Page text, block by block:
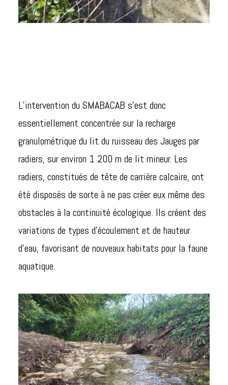
L’intervention du SMABACAB s’est donc
essentiellement concentrée sur la recharge
granulométrique du lit du ruisseau des Jauges par
radiers, sur environ 1 200 m de lit mineur. Les
radiers, constitués de tête de carrière calcaire, ont
été disposés de sorte à ne pas créer eux même des
obstacles à la continuité écologique. Ils créent des
variations de types d’écoulement et de hauteur
d’eau, favorisant de nouveaux habitats pour la faune
aquatique.